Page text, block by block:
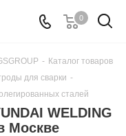
0
- Каталог товаров
для сварки -
сталей
WELDING
Москве